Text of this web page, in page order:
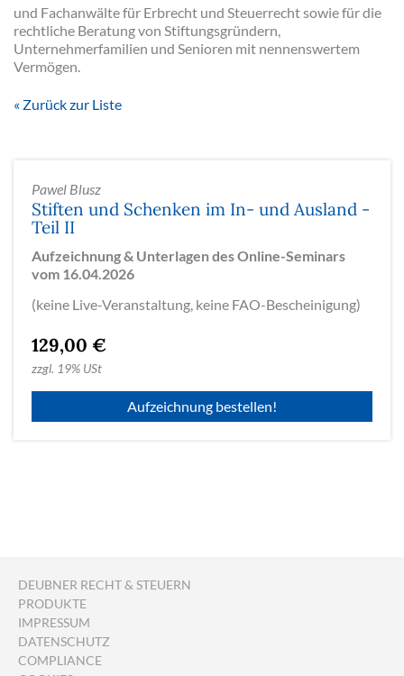
und Fachanwälte für Erbrecht und Steuerrecht sowie für die
rechtliche Beratung von Stiftungsgründern,
Unternehmerfamilien und Senioren mit nennenswertem
Vermögen.
Zurück zur Liste
Pawel Blusz
Stiften und Schenken im In- und Ausland -
Teil II
Aufzeichnung & Unterlagen des Online-Seminars
vom 16.04.2026
(keine Live-Veranstaltung, keine FAO-Bescheinigung)
129,00 €
zzgl. 19% USt
Aufzeichnung bestellen!
DEUBNER RECHT & STEUERN
PRODUKTE
IMPRESSUM
DATENSCHUTZ
COMPLIANCE